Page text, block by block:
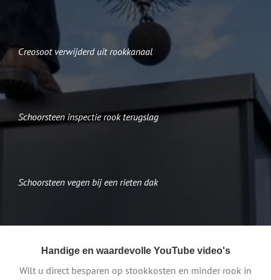
Creosoot verwijderd uit rookkanaal
Schoorsteen inspectie rook terugslag
Schoorsteen vegen bij een rieten dak
Handige en waardevolle YouTube video's
Wilt u direct besparen op stookkosten en minder rook in